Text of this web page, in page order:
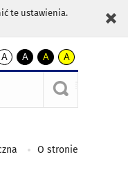
te ustawienia.
A
A
kontrast
czarnym
A
kontrast
żółty
tekst
czarnym
A
kontrast
czarny
tekst
żółtym
O stronie